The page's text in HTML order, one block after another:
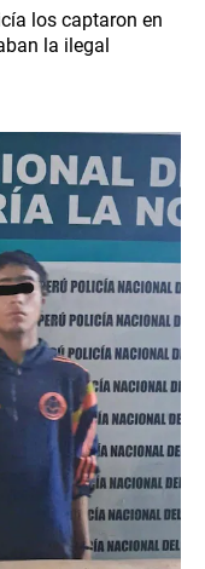
los captaron en
la ilegal